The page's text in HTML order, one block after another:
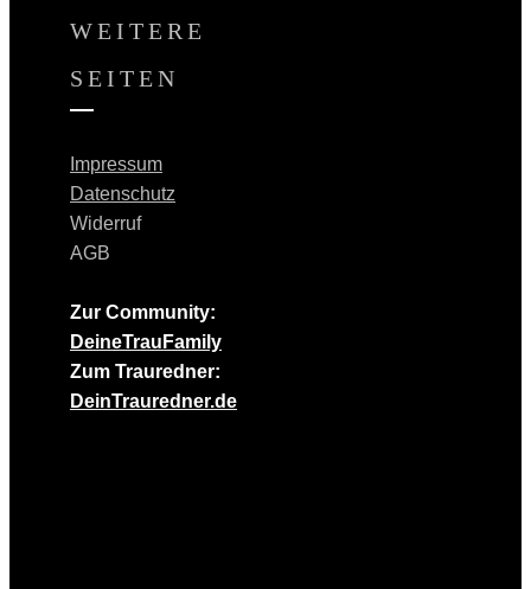
WEITERE
SEITEN
Impressum
Datenschutz
Widerruf
AGB
Zur Community:
DeineTrauFamily
Zum Trauredner:
DeinTrauredner.de